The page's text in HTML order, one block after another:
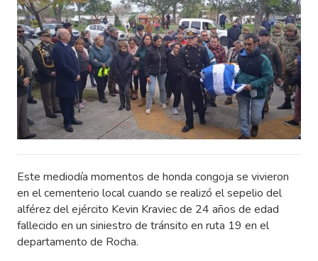
Este mediodía momentos de honda congoja se vivieron
en el cementerio local cuando se realizó el sepelio del
alférez del ejército Kevin Kraviec de 24 años de edad
fallecido en un siniestro de tránsito en ruta 19 en el
departamento de Rocha.